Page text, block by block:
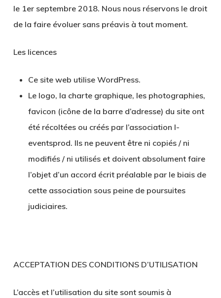
le 1er septembre 2018. Nous nous réservons le droit
de la faire évoluer sans préavis à tout moment.
Les licences
Ce site web utilise WordPress.
Le logo, la charte graphique, les photographies,
favicon (icône de la barre d’adresse) du site ont
été récoltées ou créés par l’association l-
eventsprod. Ils ne peuvent être ni copiés / ni
modifiés / ni utilisés et doivent absolument faire
l’objet d’un accord écrit préalable par le biais de
cette association sous peine de poursuites
judiciaires.
ACCEPTATION DES CONDITIONS D’UTILISATION
L’accès et l’utilisation du site sont soumis à